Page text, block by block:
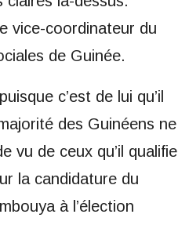
vice-coordinateur du
de Guinée.
c’est de lui qu’il
des Guinéens ne
vu de ceux qu’il qualifie
la candidature du
à l’élection